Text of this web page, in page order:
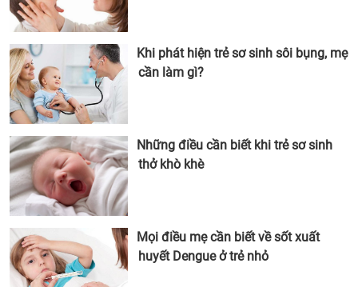
Khi phát hiện trẻ sơ sinh sôi bụng, mẹ
cần làm gì?
Những điều cần biết khi trẻ sơ sinh
thở khò khè
Mọi điều mẹ cần biết về sốt xuất
huyết Dengue ở trẻ nhỏ